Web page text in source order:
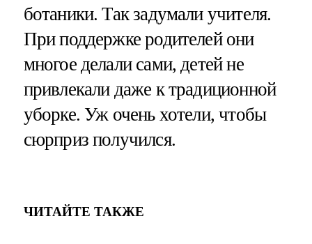
ботаники. Так задумали учителя.
При поддержке родителей они
многое делали сами, детей не
привлекали даже к традиционной
уборке. Уж очень хотели, чтобы
сюрприз получился.
ЧИТАЙТЕ ТАКЖЕ